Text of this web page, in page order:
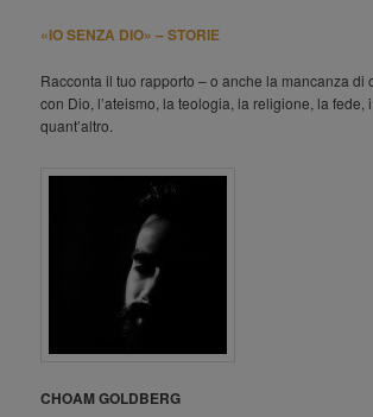
«IO SENZA DIO» – STORIE
Racconta il tuo rapporto – o anche la mancanza di
con Dio, l’ateismo, la teologia, la religione, la fede,
quant’altro.
CHOAM GOLDBERG